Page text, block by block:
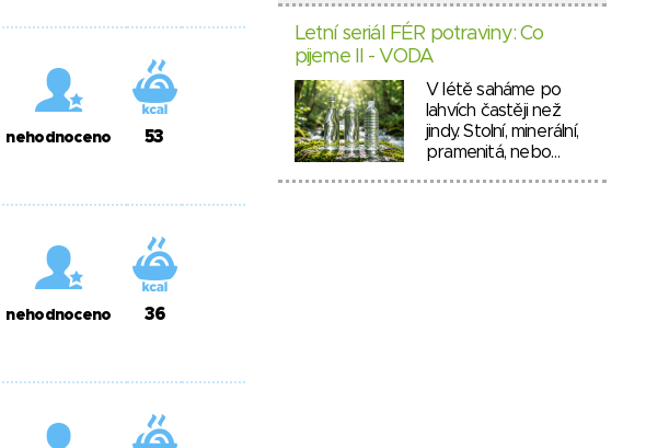
nehodnoceno 53
nehodnoceno 36
Letní seriál FÉR potraviny: Co
pijeme II - VODA
V létě saháme po
lahvích častěji než
jindy. Stolní, minerální,
pramenitá, nebo…